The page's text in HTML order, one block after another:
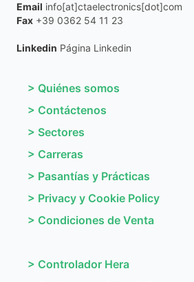
Email info[at]ctaelectronics[dot]com
Fax +39 0362 54 11 23
Linkedin Página Linkedin
> Quiénes somos
> Contáctenos
> Sectores
> Carreras
> Pasantías y Prácticas
> Privacy y Cookie Policy
> Condiciones de Venta
> Controlador Hera